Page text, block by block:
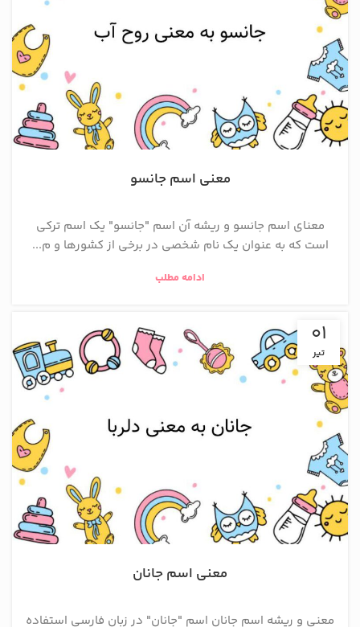
معنی اسم جانسو
معنای اسم جانسو و ریشه آن اسم "جانسو" یک اسم ترکی
است که به عنوان یک نام شخصی در برخی از کشورها و م...
ادامه مطلب
01
تیر
معنی اسم جانان
معنی و ریشه اسم جانان اسم "جانان" در زبان فارسی استفاده